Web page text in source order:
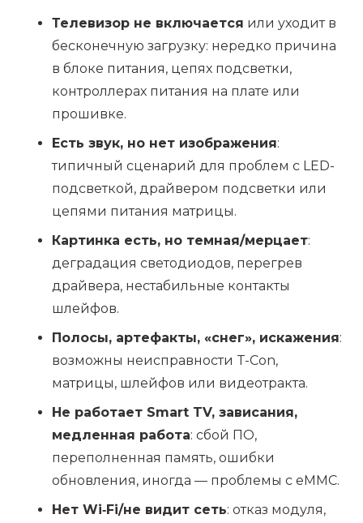
Телевизор не включается или уходит в
бесконечную загрузку: нередко причина
в блоке питания, цепях подсветки,
контроллерах питания на плате или
прошивке.
Есть звук, но нет изображения:
типичный сценарий для проблем с LED-
подсветкой, драйвером подсветки или
цепями питания матрицы.
Картинка есть, но темная/мерцает:
деградация светодиодов, перегрев
драйвера, нестабильные контакты
шлейфов.
Полосы, артефакты, «снег», искажения:
возможны неисправности T-Con,
матрицы, шлейфов или видеотракта.
Не работает Smart TV, зависания,
медленная работа: сбой ПО,
переполненная память, ошибки
обновления, иногда — проблемы с eMMC.
Нет Wi‑Fi/не видит сеть: отказ модуля,